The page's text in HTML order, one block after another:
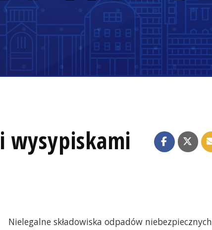
wysypiskami
Nielegalne składowiska odpadów niebezpiecznych